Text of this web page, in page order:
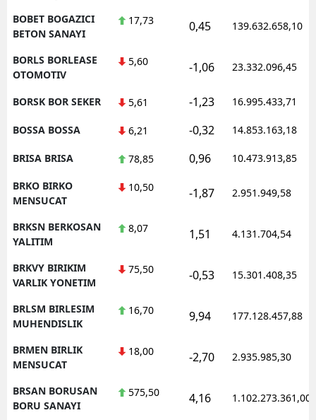
BOBET BOGAZICI
BETON SANAYI
17,73 0,45 139.632.658,10
BORLS BORLEASE
OTOMOTIV
5,60 -1,06 23.332.096,45
BORSK BOR SEKER 5,61 -1,23 16.995.433,71
BOSSA BOSSA 6,21 -0,32 14.853.163,18
BRISA BRISA 78,85 0,96 10.473.913,85
BRKO BIRKO
MENSUCAT
10,50 -1,87 2.951.949,58
BRKSN BERKOSAN
YALITIM
8,07 1,51 4.131.704,54
BRKVY BIRIKIM
VARLIK YONETIM
75,50 -0,53 15.301.408,35
BRLSM BIRLESIM
MUHENDISLIK
16,70 9,94 177.128.457,88
BRMEN BIRLIK
MENSUCAT
18,00 -2,70 2.935.985,30
BRSAN BORUSAN
BORU SANAYI
575,50 4,16 1.102.273.361,00